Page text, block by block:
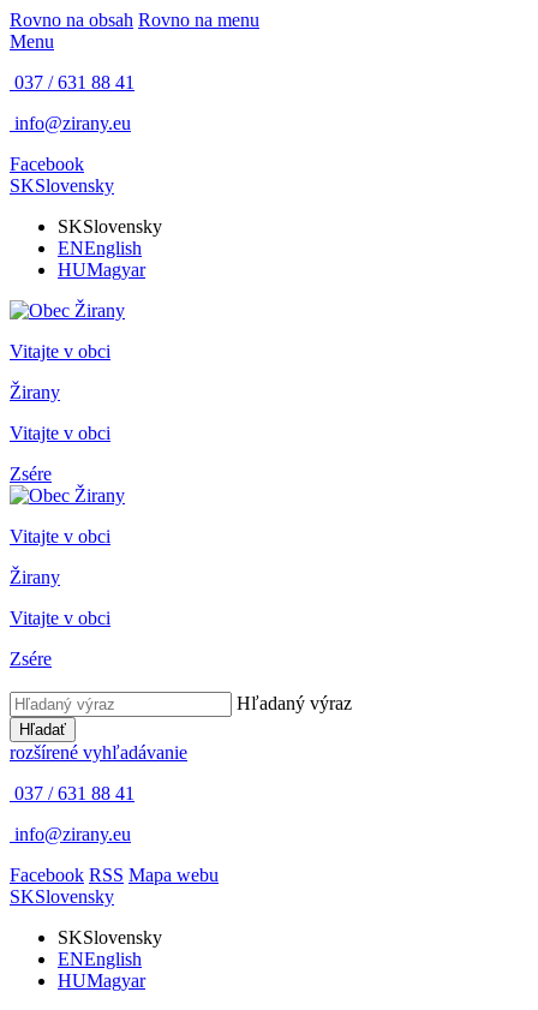
Rovno na obsah Rovno na menu
Menu
037 / 631 88 41
info@zirany.eu
Facebook
SKSlovensky
SKSlovensky
ENEnglish
HUMagyar
Vitajte v obci
Žirany
Vitajte v obci
Zsére
Vitajte v obci
Žirany
Vitajte v obci
Zsére
Hľadaný výraz
Hľadať
rozšírené vyhľadávanie
037 / 631 88 41
info@zirany.eu
Facebook RSS Mapa webu
SKSlovensky
SKSlovensky
ENEnglish
HUMagyar